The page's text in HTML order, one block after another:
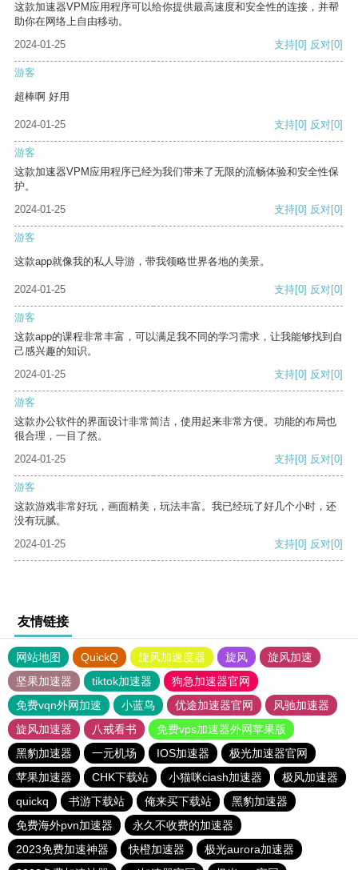
这款加速器VPM应用程序可以给你提供最高速度和安全性的连接，并帮
助你在网络上自由移动。
2024-01-25
支持[0] 反对[0]
游客
超棒啊 好用
2024-01-25 支持[0] 反对[0]
游客
这款加速器VPM应用程序已经为我们带来了无限的流畅体验和安全性保
护。
2024-01-25
支持[0] 反对[0]
游客
这款app就像我的私人导游，带我领略世界各地的美景。
2024-01-25 支持[0] 反对[0]
游客
这款app的课程非常丰富，可以满足我不同的学习需求，让我能够找到自
己感兴趣的知识。
2024-01-25
支持[0] 反对[0]
游客
这款办公软件的界面设计非常简洁，使用起来非常方便。功能的布局也
很合理，一目了然。
2024-01-25
支持[0] 反对[0]
游客
这款游戏非常好玩，画面精美，玩法丰富。我已经玩了好几个小时，还
没有玩腻。
2024-01-25
支持[0] 反对[0]
友情链接
网站地图 QuickQ 旋风加速度器 旋风
旋风加速
坚果加速器
tiktok加速器
狗急加速器官网
免费vqn外网加速
小蓝鸟 优途加速器官网
风驰加速器
旋风加速器
八戒看书
免费vps加速器外网苹果版
黑豹加速器
一元机场 IOS加速器
极光加速器官网
苹果加速器
CHK下载站 小猫咪ciash加速器
极风加速器
quickq
书游下载站 俺来买下载站
黑豹加速器
免费海外pvn加速器
永久不收费的加速器
2023免费加速神器
快橙加速器
极光aurora加速器